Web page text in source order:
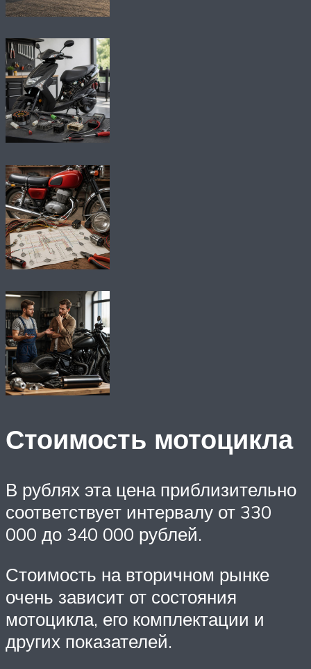
Стоимость мотоцикла
В рублях эта цена приблизительно
соответствует интервалу от 330
000 до 340 000 рублей.
Стоимость на вторичном рынке
очень зависит от состояния
мотоцикла, его комплектации и
других показателей.